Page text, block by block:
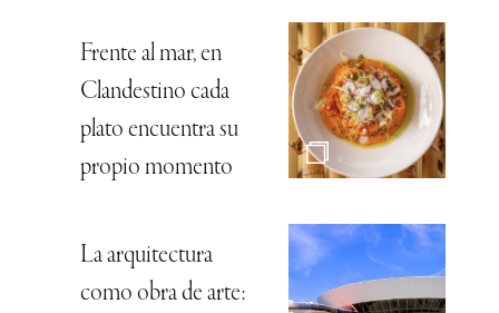
Frente al mar, en
Clandestino cada
plato encuentra su
propio momento
La arquitectura
como obra de arte: